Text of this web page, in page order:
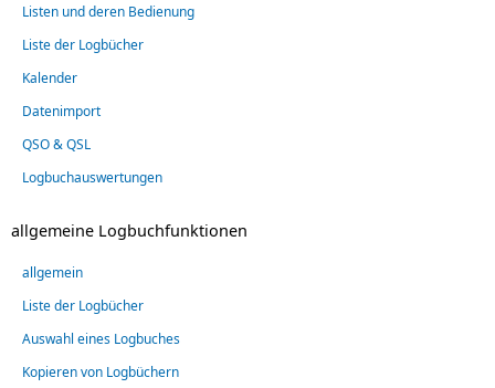
Listen und deren Bedienung
Liste der Logbücher
Kalender
Datenimport
QSO & QSL
Logbuchauswertungen
allgemeine Logbuchfunktionen
allgemein
Liste der Logbücher
Auswahl eines Logbuches
Kopieren von Logbüchern